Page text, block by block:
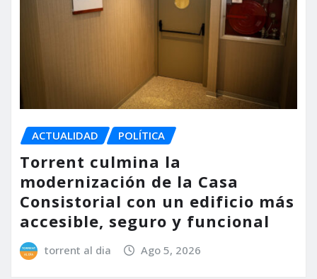
ACTUALIDAD POLÍTICA
Torrent culmina la
modernización de la Casa
Consistorial con un edificio más
accesible, seguro y funcional
torrent al dia Ago 5, 2026